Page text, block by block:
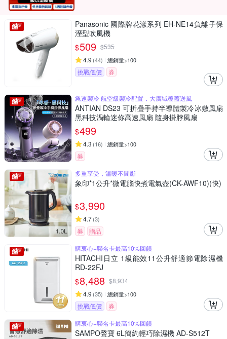
Panasonic 國際牌花漾系列 EH-NE14負離子保
溼型吹風機
$509 $535
4.9 (44) 總銷量>100
挑戰低價 券
急速製冷 航空級製冷配置，大廣域覆蓋送風
ANTIAN DS23 可折疊手持半導體製冷冰敷風扇
黑科技渦輪迷你高速風扇 隨身掛脖風扇
$499
4.3 (16) 總銷量>100
券
多重享受，溫暖不間斷
象印*1公升*微電腦快煮電氣壺(CK-AWF10)(快)
$3,990
4.7(3)
券
贈品
購衷心+聯名卡最高10%回饋
HITACHI日立 1級能效11公升舒適節電除濕機
RD-22FJ
$8,488 $8,934
4.9 (35) 總銷量>100
挑戰低價
券
購衷心+聯名卡最高10%回饋
SAMPO聲寶 6L簡約輕巧除濕機 AD-S512T